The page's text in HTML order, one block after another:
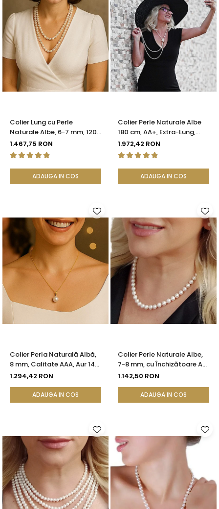
Colier Lung cu Perle
Naturale Albe, 6-7 mm, 120
cm, Închizătoare Argint 925
| KASKADDA®
1.467,75 RON
ADAUGA IN COS
Colier Perle Naturale Albe
180 cm, AA+, Extra-Lung,
Argint 925 | KASKADDA®
1.972,42 RON
ADAUGA IN COS
Colier Perla Naturală Albă,
8 mm, Calitate AAA, Aur 14K
(aur 585) | KASKADDA®
1.294,42 RON
ADAUGA IN COS
Colier Perle Naturale Albe,
7-8 mm, cu Închizătoare Aur
14K (aur 585) | KASKADDA®
1.142,50 RON
ADAUGA IN COS